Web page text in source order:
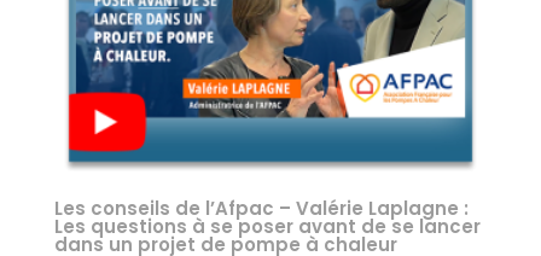
Les conseils de l’Afpac – Valérie Laplagne :
Les questions à se poser avant de se lancer
dans un projet de pompe à chaleur